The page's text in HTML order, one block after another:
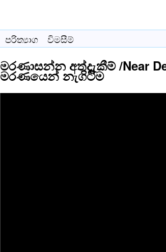
පරිත්‍යාග විමසීම්
මරණාසන්න අත්දැකීම් /Near
මරණයෙන් නැගිටිිම